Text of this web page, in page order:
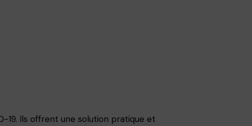
Ils offrent une solution pratique et